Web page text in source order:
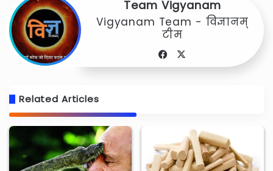
Team Vigyanam
Vigyanam Team - विज्ञानम्
टीम
Facebook
Related Articles